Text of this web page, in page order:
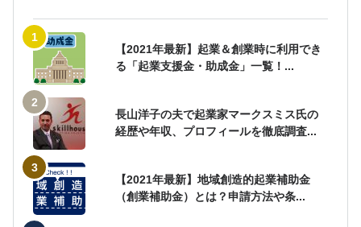
【2021年最新】起業＆創業時に利用でき
る「起業支援金・助成金」一覧！...
長山洋子の夫で起業家マークスミス氏の
経歴や年収、プロフィールを徹底調査...
【2021年最新】地域創造的起業補助金
（創業補助金）とは？申請方法や条...